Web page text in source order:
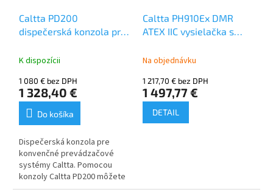
Caltta PD200
dispečerská konzola pre
Caltta PR900
K dispozícii
1 080 € bez DPH
1 328,40 €
Do košíka
Dispečerská konzola pre
konvenčné prevádzačové
systémy Caltta. Pomocou
konzoly Caltta PD200 môžete
kontaktovať rádiostanice vo
Caltta PH910Ex DMR
ATEX IIC vysielačka s
Na objednávku
1 217,70 € bez DPH
1 497,77 €
DETAIL